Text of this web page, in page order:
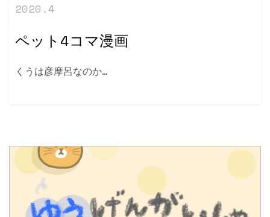
2020.4
ペット4コマ漫画
くうは彦摩呂なのか…